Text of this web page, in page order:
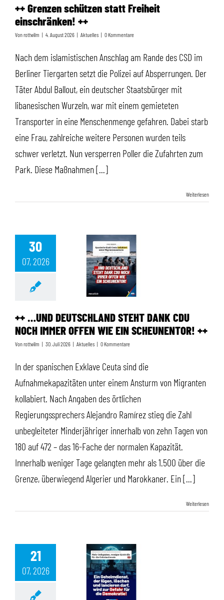
++ Grenzen schützen statt Freiheit
einschränken! ++
Vonrottwilm | 4. August 2026 | Aktuelles | 0 Kommentare
Nach dem islamistischen Anschlag am Rande des CSD im
Berliner Tiergarten setzt die Polizei auf Absperrungen. Der
Täter Abdul Ballout, ein deutscher Staatsbürger mit
libanesischen Wurzeln, war mit einem gemieteten
Transporter in eine Menschenmenge gefahren. Dabei starb
eine Frau, zahlreiche weitere Personen wurden teils
schwer verletzt. Nun versperren Poller die Zufahrten zum
Park. Diese Maßnahmen [...]
Weiterlesen
30
07, 2026
++ …UND DEUTSCHLAND STEHT DANK CDU
NOCH IMMER OFFEN WIE EIN SCHEUNENTOR! ++
Vonrottwilm | 30. Juli 2026 | Aktuelles | 0 Kommentare
In der spanischen Exklave Ceuta sind die
Aufnahmekapazitäten unter einem Ansturm von Migranten
kollabiert. Nach Angaben des örtlichen
Regierungssprechers Alejandro Ramírez stieg die Zahl
unbegleiteter Minderjähriger innerhalb von zehn Tagen von
180 auf 472 – das 16-Fache der normalen Kapazität.
Innerhalb weniger Tage gelangten mehr als 1.500 über die
Grenze, überwiegend Algerier und Marokkaner. Ein [...]
Weiterlesen
21
07, 2026